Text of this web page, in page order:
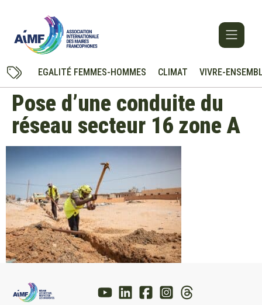
EGALITÉ FEMMES-HOMMES CLIMAT VIVRE-
Pose d’une conduite du
réseau secteur 16 zone A